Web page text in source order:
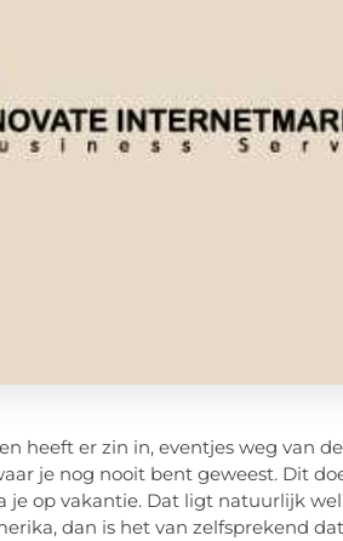
heeft er zin in, eventjes weg van
je nog nooit bent geweest. Dit
je op vakantie. Dat ligt natuurlijk
dan is het van zelfsprekend